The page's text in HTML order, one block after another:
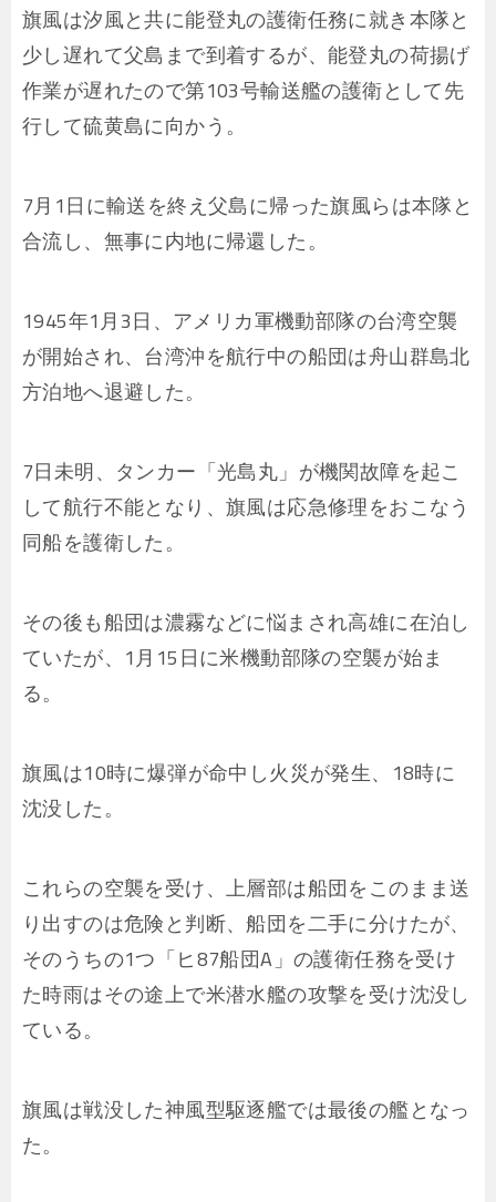
旗風は汐風と共に能登丸の護衛任務に就き本隊と
少し遅れて父島まで到着するが、能登丸の荷揚げ
作業が遅れたので第103号輸送艦の護衛として先
行して硫黄島に向かう。
7月1日に輸送を終え父島に帰った旗風らは本隊と
合流し、無事に内地に帰還した。
1945年1月3日、アメリカ軍機動部隊の台湾空襲
が開始され、台湾沖を航行中の船団は舟山群島北
方泊地へ退避した。
7日未明、タンカー「光島丸」が機関故障を起こ
して航行不能となり、旗風は応急修理をおこなう
同船を護衛した。
その後も船団は濃霧などに悩まされ高雄に在泊し
ていたが、1月15日に米機動部隊の空襲が始ま
る。
旗風は10時に爆弾が命中し火災が発生、18時に
沈没した。
これらの空襲を受け、上層部は船団をこのまま送
り出すのは危険と判断、船団を二手に分けたが、
そのうちの1つ「ヒ87船団A」の護衛任務を受け
た時雨はその途上で米潜水艦の攻撃を受け沈没し
ている。
旗風は戦没した神風型駆逐艦では最後の艦となっ
た。